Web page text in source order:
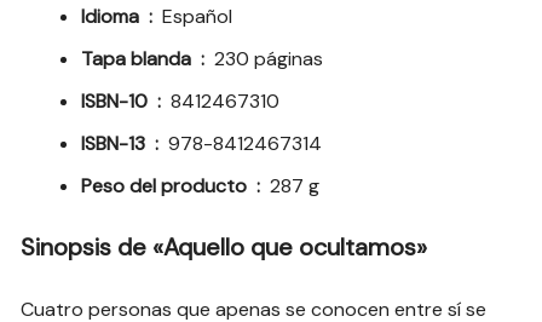
Idioma ‏ : ‎Español
Tapa blanda ‏ : ‎230 páginas
ISBN-10 ‏ : ‎8412467310
ISBN-13 ‏ : ‎978-8412467314
Peso del producto ‏ : ‎287 g
Sinopsis de «Aquello que ocultamos»
Cuatro personas que apenas se conocen entre sí se